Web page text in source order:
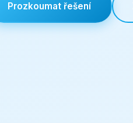
Prozkoumat řešení